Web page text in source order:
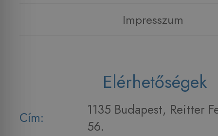
Impresszum
Elérhetőségek
Cím:
1135 Budapest, Reitter
56.